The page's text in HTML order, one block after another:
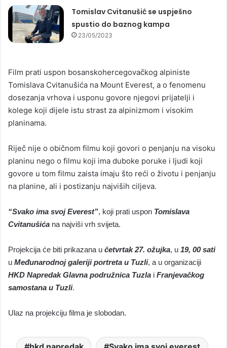
Tomislav Cvitanušić se uspješno
spustio do baznog kampa
23/05/2023
Film prati uspon bosanskohercegovačkog alpiniste
Tomislava Cvitanušića na Mount Everest, a o fenomenu
dosezanja vrhova i usponu govore njegovi prijatelji i
kolege koji dijele istu strast za alpinizmom i visokim
planinama.
Riječ nije o običnom filmu koji govori o penjanju na visoku
planinu nego o filmu koji ima duboke poruke i ljudi koji
govore u tom filmu zaista imaju što reći o životu i penjanju
na planine, ali i postizanju najviših ciljeva.
“Svako ima svoj Everest”, koji prati uspon Tomislava
Cvitanušića na najviši vrh svijeta.
Projekcija će biti prikazana u četvrtak 27. ožujka, u 19, 00 sati
u Međunarodnoj galeriji portreta u Tuzli, a u organizaciji
HKD Napredak Glavna podružnica Tuzla i Franjevačkog
samostana u Tuzli.
Ulaz na projekciju filma je slobodan.